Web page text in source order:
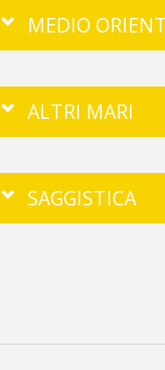
MEDIO
ALTRI MARI
SAGGISTICA